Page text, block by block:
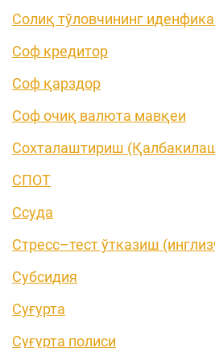
Солиқ тўловчининг
Соф кредитор
Соф қарздор
Соф очиқ валюта мавқеи
Сохталаштириш
СПОТ
Ссуда
Стресс–тест ўтказиш
Субсидия
Суғурта
Суғурта полиси